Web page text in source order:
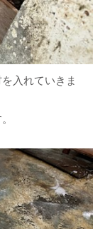
入れていきま